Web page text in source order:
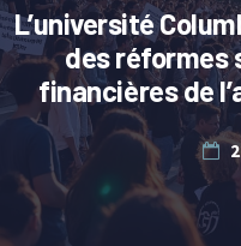
L’université
des réformes
financières de